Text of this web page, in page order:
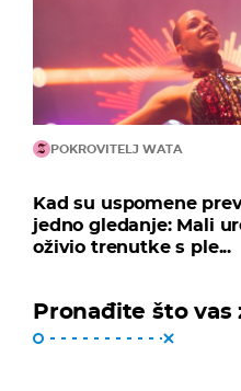
POKROVITELJ WATA
Kad su uspomene
jedno gledanje: Mali
oživio trenutke s ple...
Pronađite što vas